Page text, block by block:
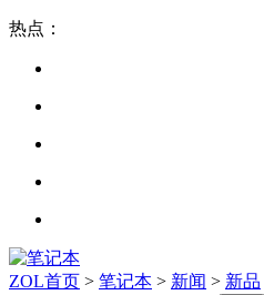
热点：
ZOL首页 > 笔记本 > 新闻 > 新品